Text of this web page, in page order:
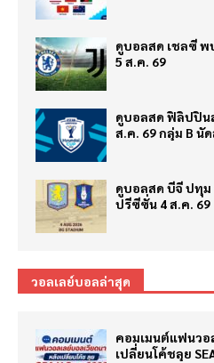
ดูบอลสด เชลซี พ
5 ส.ค. 69
ดูบอลสด ฟิลิปปิน
ส.ค. 69 กลุ่ม B นั
ดูบอลสด บีจี ปทุม
ปรีซีซั่น 4 ส.ค. 69
วอลเลย์บอลล่าสุด
คอมเมนต์แฟนวอ
เปลี่ยนโค้ชลุย